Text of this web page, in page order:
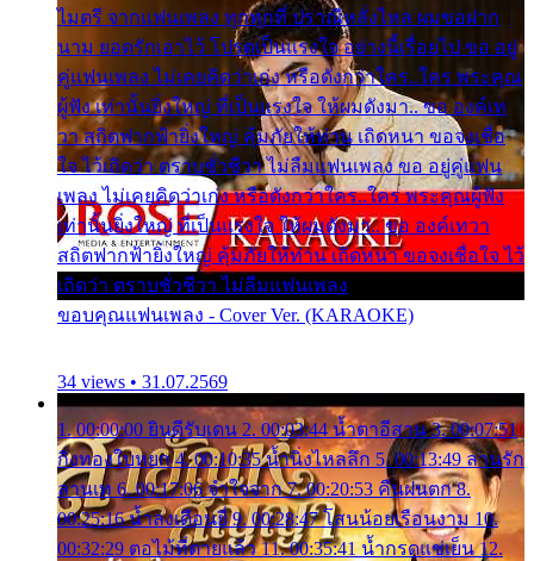
ไมตรี จากแฟนเพลง ทุกทุกที่ ปราณีหลั่งไหล ผมขอฝาก
นาม ยอดรักเอาไว้ โปรดเป็นแรงใจ อย่างนี้เรื่อยไป ขอ อยู่
คู่แฟนเพลง ไม่เคยคิดว่าเก่ง หรือดังกว่าใคร..ใคร พระคุณ
ผู้ฟัง เท่านั้นยิ่งใหญ่ ที่เป็นแรงใจ ให้ผมดังมา.. ขอ องค์เท
วา สถิตฟากฟ้ายิ่งใหญ่ คุ้มภัยให้ท่าน เถิดหนา ขอจงเชื่อ
ใจ ไว้เถิดว่า ตราบชั่วชีวา ไม่ลืมแฟนเพลง ขอ อยู่คู่แฟน
เพลง ไม่เคยคิดว่าเก่ง หรือดังกว่าใคร..ใคร พระคุณผู้ฟัง
เท่านั้นยิ่งใหญ่ ที่เป็นแรงใจ ให้ผมดังมา.. ขอ องค์เทวา
สถิตฟากฟ้ายิ่งใหญ่ คุ้มภัยให้ท่าน เถิดหนา ขอจงเชื่อใจ ไว้
เถิดว่า ตราบชั่วชีวา ไม่ลืมแฟนเพลง
ขอบคุณแฟนเพลง - Cover Ver. (KARAOKE)
34 views • 31.07.2569
1. 00:00:00 ยินดีรับเดน 2. 00:03:44 น้ำตาอีสาน 3. 00:07:51
กิ่งทองใบหยก 4. 00:10:35 น้ำนิ่งไหลลึก 5. 00:13:49 ลานรัก
ลานเท 6. 00:17:06 จำใจจาก 7. 00:20:53 คืนฝนตก 8.
00:25:16 น้ำลงเดือนยี่ 9. 00:28:47 โสนน้อยเรือนงาม 10.
00:32:29 ตอไม้ที่ตายแล้ว 11. 00:35:41 น้ำกรดแช่เย็น 12.